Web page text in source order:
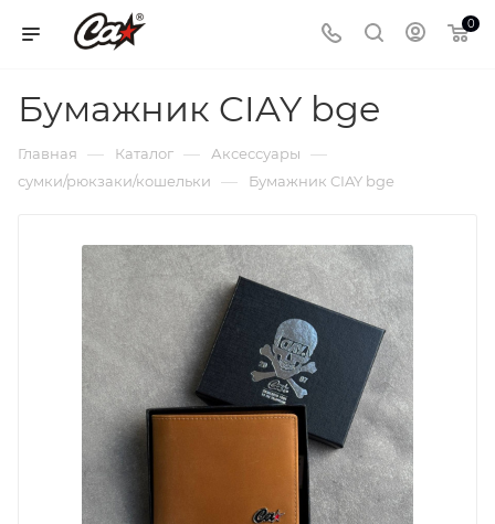
0
Бумажник CIAY bge
Главная — Каталог — Аксессуары —
сумки/рюкзаки/кошельки — Бумажник CIAY bge